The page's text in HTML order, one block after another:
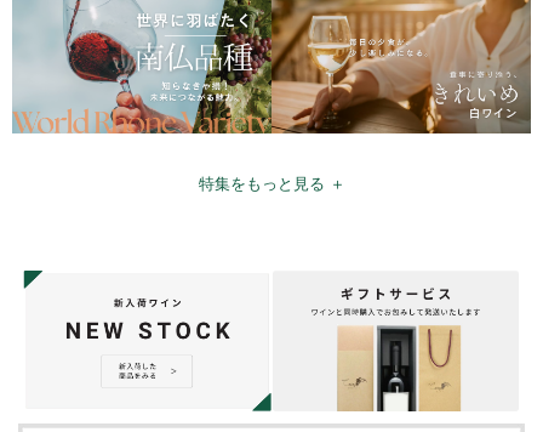
特集をもっと見る ＋